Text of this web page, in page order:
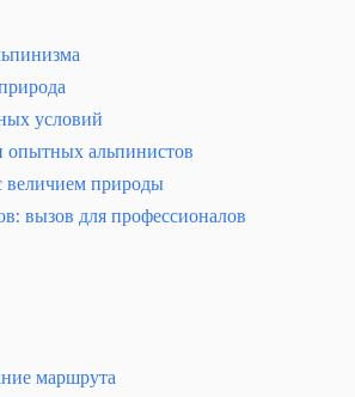
условий
альпинистов
природы
вызов для профессионалов
маршрута